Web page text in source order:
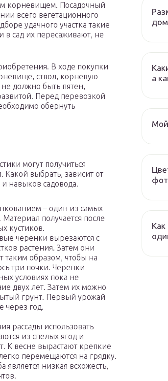
корневищем. Посадочный
всего вегетационного
удачного участка такие
в сад их пересаживают, не
В ходе покупки
ствол, корневую
должно быть пятен,
Перед перевозкой
обернуть
могут получиться
Какой выбрать, зависит от
навыков садовода.
– один из самых
получается после
кустиков.
черенки вырезаются с
растения. Затем они
таким образом, чтобы на
три почки. Черенки
условиях пока не
двух лет. Затем их можно
грунт. Первый урожай
через год.
рассады использовать
из спелых ягод и
К весне вырастают крепкие
перемещаются на грядку.
является низкая всхожесть,
а
Как